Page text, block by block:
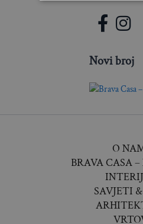
Novi broj
O
BRAVA CASA
SAVJETI